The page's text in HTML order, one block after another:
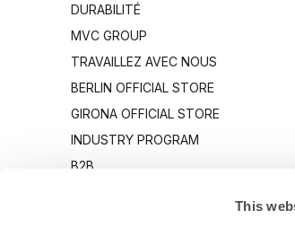
This
DURABILITÉ
MVC GROUP
TRAVAILLEZ AVEC NOUS
BERLIN OFFICIAL STORE
GIRONA OFFICIAL STORE
INDUSTRY PROGRAM
B2B